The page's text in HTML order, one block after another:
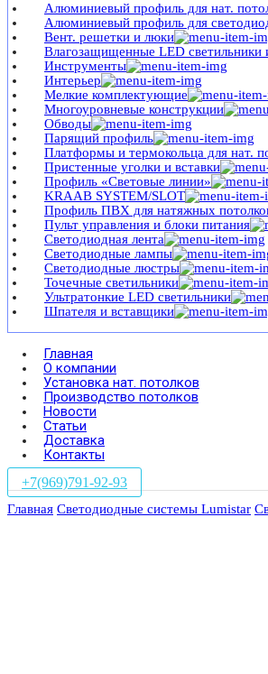
Алюминиевый профиль для нат.
Алюминиевый профиль для
Вент. решетки и люки
Влагозащищенные LED
Инструменты
Интерьер
Мелкие комплектующие
Многоуровневые конструкции
Обводы
Парящий профиль
Платформы и термокольца для нат.
Пристенные уголки и вставки
Профиль «Световые линии»
KRAAB SYSTEM/SLOT
Профиль ПВХ для натяжных
Пульт управления и блоки питания
Светодиодная лента
Светодиодные лампы
Светодиодные люстры
Точечные светильники
Ультратонкие LED светильники
Шпателя и вставщики
Главная
О компании
Установка нат. потолков
Производство потолков
Новости
Статьи
Доставка
Контакты
+7(969)791-92-93
Главная Светодиодные системы Lumistar